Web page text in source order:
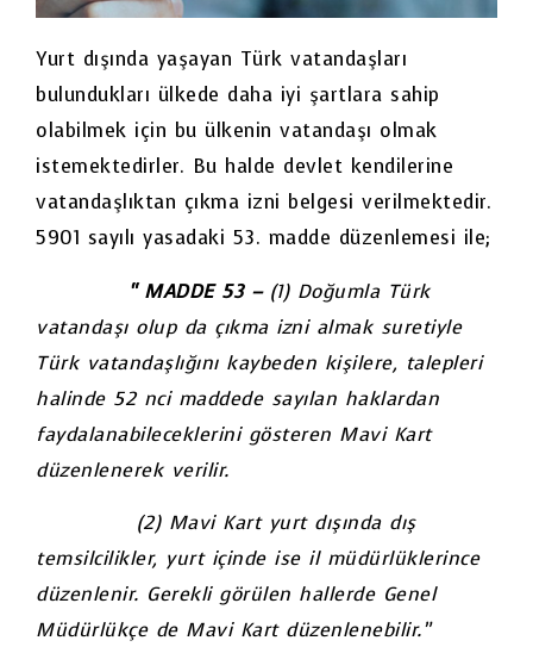
Yurt dışında yaşayan Türk vatandaşları
bulundukları ülkede daha iyi şartlara sahip
olabilmek için bu ülkenin vatandaşı olmak
istemektedirler. Bu halde devlet kendilerine
vatandaşlıktan çıkma izni belgesi verilmektedir.
5901 sayılı yasadaki 53. madde düzenlemesi ile;
“ MADDE 53 – (1) Doğumla Türk
vatandaşı olup da çıkma izni almak suretiyle
Türk vatandaşlığını kaybeden kişilere, talepleri
halinde 52 nci maddede sayılan haklardan
faydalanabileceklerini gösteren Mavi Kart
düzenlenerek verilir.
(2) Mavi Kart yurt dışında dış
temsilcilikler, yurt içinde ise il müdürlüklerince
düzenlenir. Gerekli görülen hallerde Genel
Müdürlükçe de Mavi Kart düzenlenebilir.”